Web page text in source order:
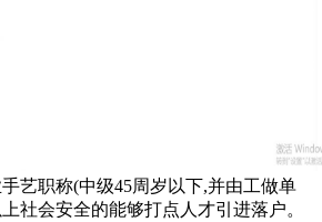
艺职称(中级45周岁以下,并由工做单
社会安全的能够打点人才引进落户。